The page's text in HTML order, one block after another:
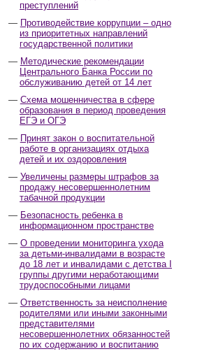
преступлений
Противодействие коррупции – одно
из приоритетных направлений
государственной политики
Методические рекомендации
Центрального Банка России по
обслуживанию детей от 14 лет
Схема мошенничества в сфере
образования в период проведения
ЕГЭ и ОГЭ
Принят закон о воспитательной
работе в организациях отдыха
детей и их оздоровления
Увеличены размеры штрафов за
продажу несовершеннолетним
табачной продукции
Безопасность ребенка в
информационном пространстве
О проведении мониторинга ухода
за детьми-инвалидами в возрасте
до 18 лет и инвалидами с детства I
группы другими неработающими
трудоспособными лицами
Ответственность за неисполнение
родителями или иными законными
представителями
несовершеннолетних обязанностей
по их содержанию и воспитанию